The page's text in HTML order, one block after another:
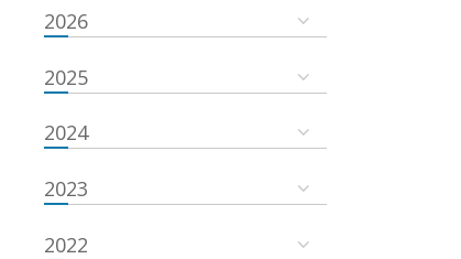
2026
2025
2024
2023
2022